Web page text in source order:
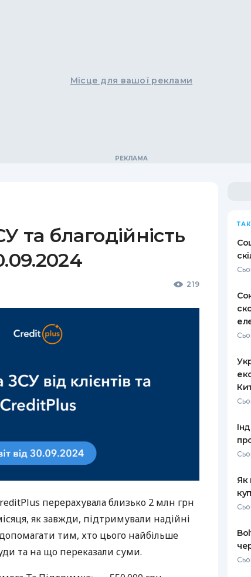
Місце для вашої реклами
та благодійність
219
перерахувала близько 2 млн грн
як завжди, підтримували надійні
тим, хто цього найбільше
та на що переказали суми.
Як